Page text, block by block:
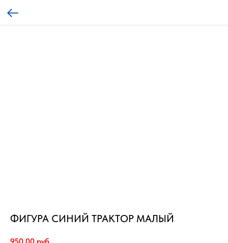
ФИГУРА СИНИЙ ТРАКТОР МАЛЫЙ